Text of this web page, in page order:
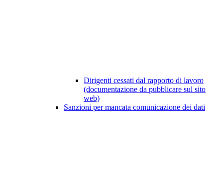
Dirigenti cessati dal rapporto di lavoro
(documentazione da pubblicare sul sito
web)
Sanzioni per mancata comunicazione dei dati